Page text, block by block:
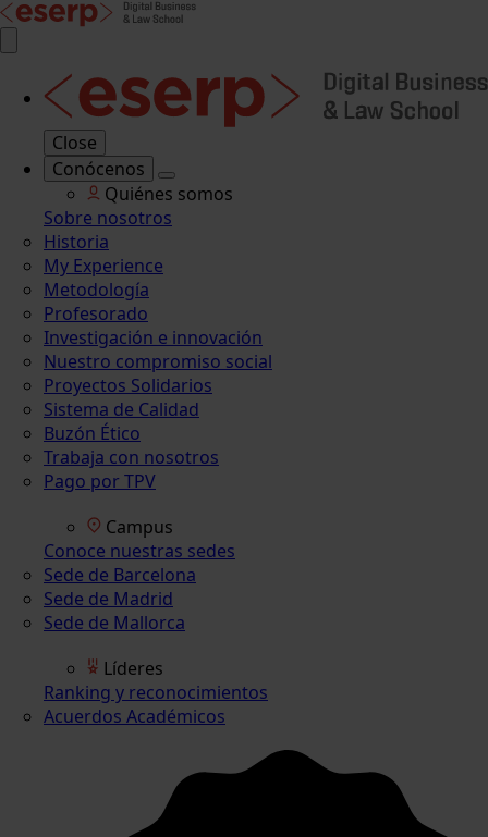
Close
Conócenos
Quiénes somos
Sobre nosotros
Historia
My Experience
Metodología
Profesorado
Investigación e innovación
Nuestro compromiso social
Proyectos Solidarios
Sistema de Calidad
Buzón Ético
Trabaja con nosotros
Pago por TPV
Campus
Conoce nuestras sedes
Sede de Barcelona
Sede de Madrid
Sede de Mallorca
Líderes
Ranking y reconocimientos
Acuerdos Académicos